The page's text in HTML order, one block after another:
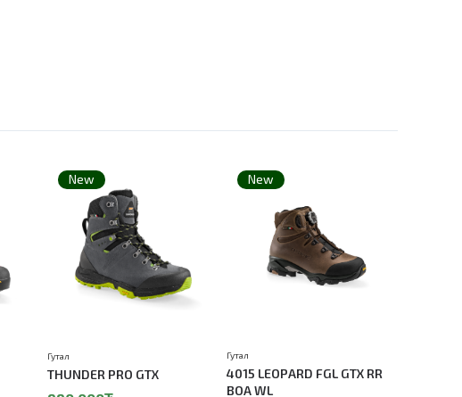
New
THUNDER PRO GTX
Гутал
New
4015 LEOPARD FGL GTX RR
BOA WL
Гутал